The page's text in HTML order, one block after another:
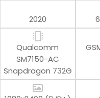
2020
Qualcomm
SM7150-AC
Snapdragon 732G